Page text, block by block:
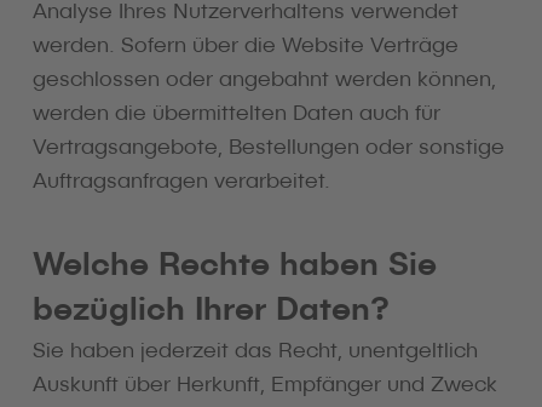
Analyse Ihres Nutzerverhaltens verwendet
werden. Sofern über die Website Verträge
geschlossen oder angebahnt werden können,
werden die übermittelten Daten auch für
Vertragsangebote, Bestellungen oder sonstige
Auftragsanfragen verarbeitet.
Welche Rechte haben Sie
bezüglich Ihrer Daten?
Sie haben jederzeit das Recht, unentgeltlich
Auskunft über Herkunft, Empfänger und Zweck